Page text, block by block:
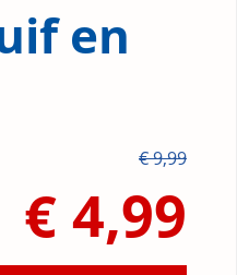
en
€ 9,99
€ 4,99